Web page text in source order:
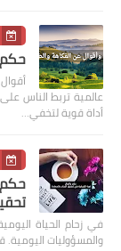
عالمية تربط الناس
أداة قوية لتخفي…
في زحام الحياة
والمسؤوليات اليومية.